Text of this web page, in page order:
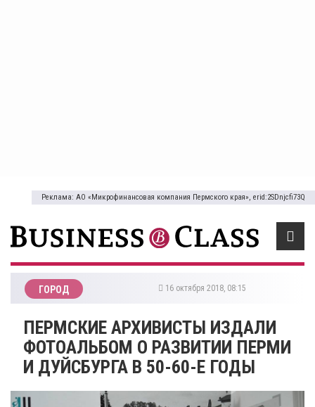
Реклама: АО «Микрофинансовая компания Пермского края», erid:2SDnjcfi73Q
ГОРОД 16 октября 2018, 08:15
​ПЕРМСКИЕ АРХИВИСТЫ ИЗДАЛИ
ФОТОАЛЬБОМ О РАЗВИТИИ ПЕРМИ
И ДУЙСБУРГА В 50-60-Е ГОДЫ